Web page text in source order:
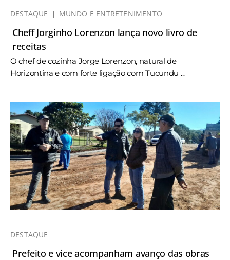
DESTAQUE MUNDO E ENTRETENIMENTO
Cheff Jorginho Lorenzon lança novo livro de
receitas
O chef de cozinha Jorge Lorenzon, natural de
Horizontina e com forte ligação com Tucundu ...
DESTAQUE
Prefeito e vice acompanham avanço das obras